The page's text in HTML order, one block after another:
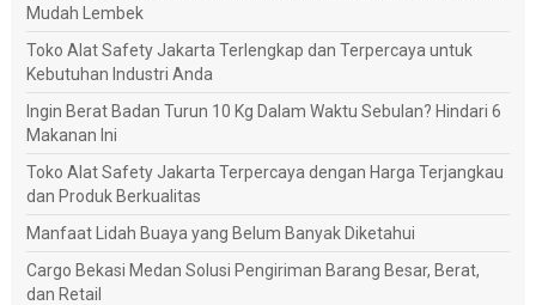
Mudah Lembek
Toko Alat Safety Jakarta Terlengkap dan Terpercaya untuk
Kebutuhan Industri Anda
Ingin Berat Badan Turun 10 Kg Dalam Waktu Sebulan? Hindari 6
Makanan Ini
Toko Alat Safety Jakarta Terpercaya dengan Harga Terjangkau
dan Produk Berkualitas
Manfaat Lidah Buaya yang Belum Banyak Diketahui
Cargo Bekasi Medan Solusi Pengiriman Barang Besar, Berat,
dan Retail